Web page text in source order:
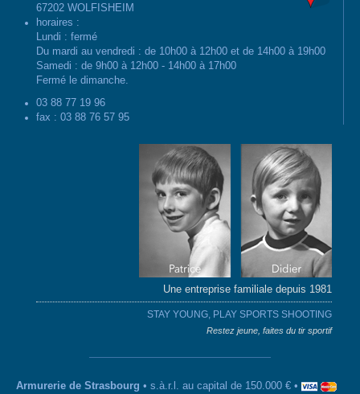
67202 WOLFISHEIM
horaires :
Lundi : fermé
Du mardi au vendredi : de 10h00 à 12h00 et de 14h00 à 19h00
Samedi : de 9h00 à 12h00 - 14h00 à 17h00
Fermé le dimanche.
03 88 77 19 96
fax : 03 88 76 57 95
Une entreprise familiale depuis 1981
STAY YOUNG, PLAY SPORTS SHOOTING
Restez jeune, faites du tir sportif
Armurerie de Strasbourg • s.à.r.l. au capital de 150.000 € •